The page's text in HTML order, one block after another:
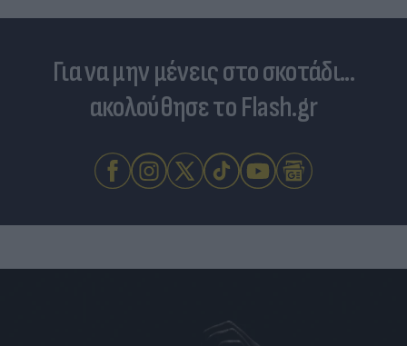
Για να μην μένεις στο σκοτάδι...
ακολούθησε το Flash.gr